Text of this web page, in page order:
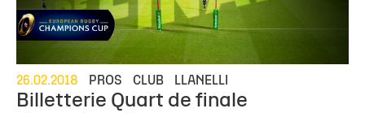
26.02.2018 PROS CLUB LLANELLI
Billetterie Quart de finale